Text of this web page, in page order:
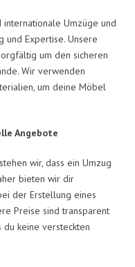
Umzüge und
und Expertise. Unsere
um den sicheren
Wir verwenden
um deine Möbel
Angebote
wir, dass ein Umzug
bieten wir dir
der Erstellung eines
Preise sind transparent
du keine versteckten